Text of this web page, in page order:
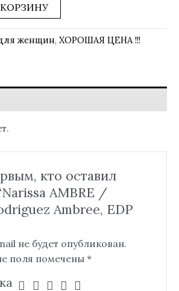
КОРЗИНУ
женщин, ХОРОШАЯ ЦЕНА !!!
кто оставил
AMBRE /
Ambree, EDP
не будет опубликован.
поля помечены *